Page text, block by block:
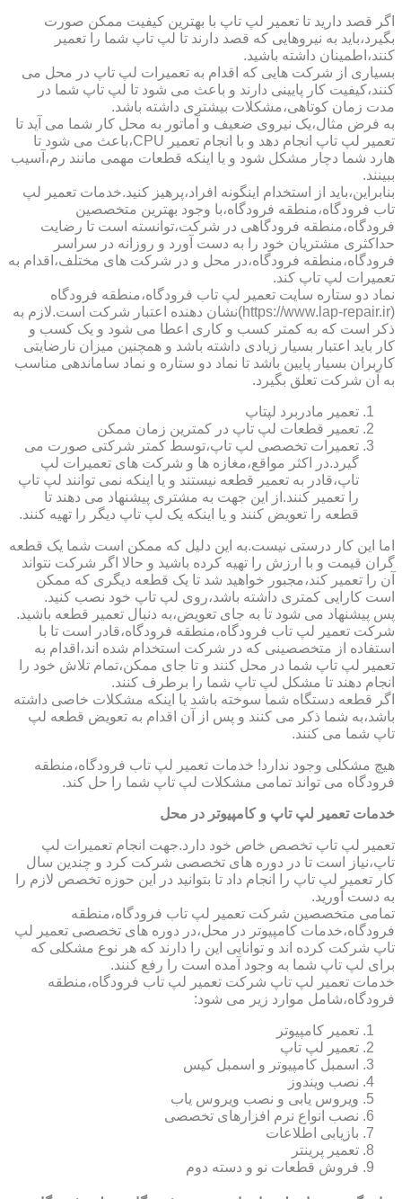
اگر قصد دارید تا تعمیر لپ تاپ با بهترین کیفیت ممکن صورت
بگیرد،باید به نیروهایی که قصد دارند تا لپ تاپ شما را تعمیر
کنند،اطمینان داشته باشید.
بسیاری از شرکت هایی که اقدام به تعمیرات لپ تاپ در محل می
کنند،کیفیت کار پایینی دارند و باعث می شود تا لپ تاپ شما در
مدت زمان کوتاهی،مشکلات بیشتری داشته باشد.
به فرض مثال،یک نیروی ضعیف و آماتور به محل کار شما می آید تا
تعمیر لپ تاپ انجام دهد و با انجام تعمیر CPU،باعث می شود تا
هارد شما دچار مشکل شود و یا اینکه قطعات مهمی مانند رم،آسیب
ببینند.
بنابراین،باید از استخدام اینگونه افراد،پرهیز کنید.خدمات تعمیر لپ
تاب فرودگاه،منطقه فرودگاه،با وجود بهترین متخصصین
فرودگاه،منطقه فرودگاهی در شرکت،توانسته است تا رضایت
حداکثری مشتریان خود را به دست آورد و روزانه در سراسر
فرودگاه،منطقه فرودگاه،در محل و در شرکت های مختلف،اقدام به
تعمیرات لپ تاپ کند.
نماد دو ستاره سایت تعمیر لپ تاب فرودگاه،منطقه فرودگاه
(https://www.lap-repair.ir)نشان دهنده اعتبار شرکت است.لازم به
ذکر است که به کمتر کسب و کاری اعطا می شود و یک کسب و
کار باید اعتبار بسیار زیادی داشته باشد و همچنین میزان نارضایتی
کاربران بسیار پایین باشد تا نماد دو ستاره و نماد ساماندهی مناسب
به آن شرکت تعلق بگیرد.
تعمیر مادربرد لپتاپ
تعمیر قطعات لپ تاپ در کمترین زمان ممکن
تعمیرات تخصصی لپ تاپ،توسط کمتر شرکتی صورت می
گیرد.در اکثر مواقع،مغازه ها و شرکت های تعمیرات لپ
تاپ،قادر به تعمیر قطعه نیستند و یا اینکه نمی توانند لپ تاپ
را تعمیر کنند.از این جهت به مشتری پیشنهاد می دهند تا
قطعه را تعویض کنند و یا اینکه یک لپ تاپ دیگر را تهیه کنند.
اما این کار درستی نیست.به این دلیل که ممکن است شما یک قطعه
گران قیمت و با ارزش را تهیه کرده باشید و حالا اگر شرکت نتواند
آن را تعمیر کند،مجبور خواهید شد تا یک قطعه دیگری که ممکن
است کارایی کمتری داشته باشد،روی لپ تاپ خود نصب کنید.
پس پیشنهاد می شود تا به جای تعویض،به دنبال تعمیر قطعه باشید.
شرکت تعمیر لپ تاب فرودگاه،منطقه فرودگاه،قادر است تا با
استفاده از متخصصینی که در شرکت استخدام شده اند،اقدام به
تعمیر لپ تاپ شما در محل کنند و تا جای ممکن،تمام تلاش خود را
انجام دهند تا مشکل لپ تاپ شما را برطرف کنند.
اگر قطعه دستگاه شما سوخته باشد یا اینکه مشکلات خاصی داشته
باشد،به شما ذکر می کنند و پس از آن اقدام به تعویض قطعه لپ
تاپ شما می کنند.
هیچ مشکلی وجود ندارد! خدمات تعمیر لپ تاب فرودگاه،منطقه
فرودگاه می تواند تمامی مشکلات لپ تاپ شما را حل کند.
خدمات تعمیر لپ تاپ و کامپیوتر در محل
تعمیر لپ تاپ تخصص خاص خود دارد.جهت انجام تعمیرات لپ
تاپ،نیاز است تا در دوره های تخصصی شرکت کرد و چندین سال
کار تعمیر لپ تاپ را انجام داد تا بتوانید در این حوزه تخصص لازم را
به دست آورید.
تمامی متخصصین شرکت تعمیر لپ تاب فرودگاه،منطقه
فرودگاه،خدمات کامپیوتر در محل،در دوره های تخصصی تعمیر لپ
تاپ شرکت کرده اند و توانایی این را دارند که هر نوع مشکلی که
برای لپ تاپ شما به وجود آمده است را رفع کنند.
خدمات تعمیر لپ تاپ شرکت تعمیر لپ تاب فرودگاه،منطقه
فرودگاه،شامل موارد زیر می شود:
تعمیر کامپیوتر
تعمیر لپ تاپ
اسمبل کامپیوتر و اسمبل کیس
نصب ویندوز
ویروس یابی و نصب ویروس یاب
نصب انواع نرم افزارهای تخصصی
بازیابی اطلاعات
تعمیر پرینتر
فروش قطعات نو و دسته دوم